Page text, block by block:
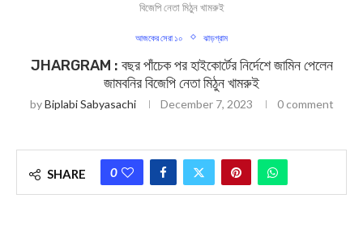
বিজেপি নেতা মিঠুন খামরুই
আজকের সেরা ১০ ঝাড়গ্রাম
JHARGRAM : বছর পাঁচেক পর হাইকোর্টের নির্দেশে জামিন পেলেন
জামবনির বিজেপি নেতা মিঠুন খামরুই
byBiplabi Sabyasachi December 7, 2023 0 comment
SHARE 0